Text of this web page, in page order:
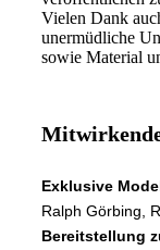
Vielen Dank
unermüdliche
sowie Material
Exklusive
Ralph Görbing,
Bereitstellung